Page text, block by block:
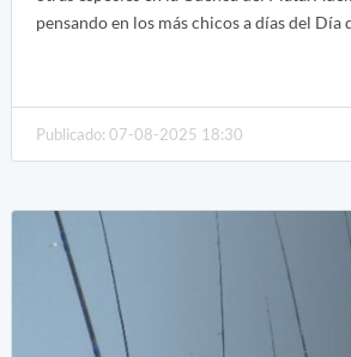
pensando en los más chicos a días del Día
Publicado: 07-08-2025 18:30